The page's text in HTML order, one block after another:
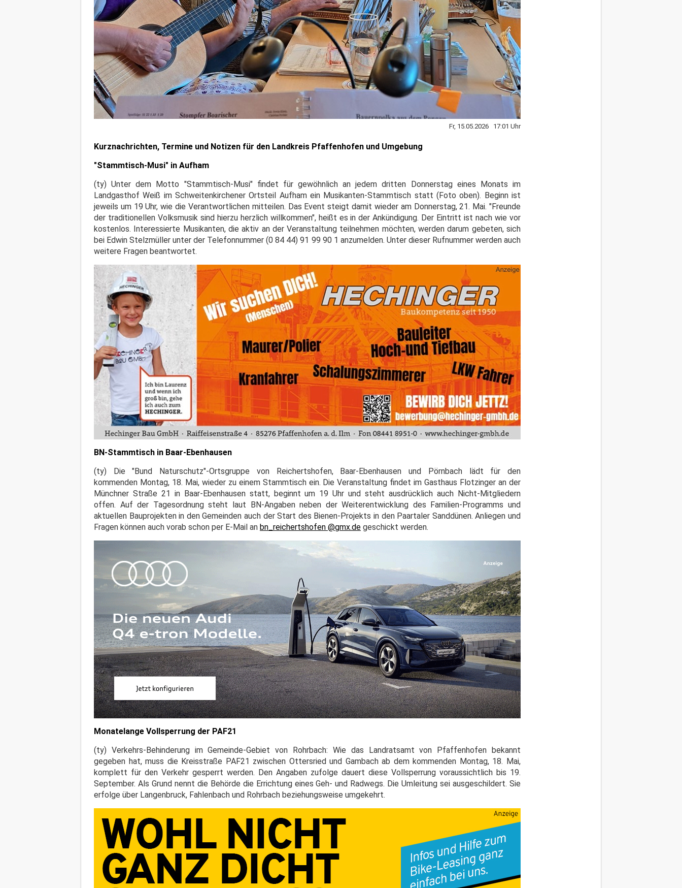
Fr, 15.05.2026 17:01 Uhr
Kurznachrichten, Termine und Notizen für den Landkreis Pfaffenhofen und Umgebung
"Stammtisch-Musi" in Aufham
(ty) Unter dem Motto "Stammtisch-Musi" findet für gewöhnlich an jedem dritten Donnerstag eines Monats im
Landgasthof Weiß im Schweitenkirchener Ortsteil Aufham ein Musikanten-Stammtisch statt (Foto oben). Beginn ist
jeweils um 19 Uhr, wie die Verantwortlichen mitteilen. Das Event steigt damit wieder am Donnerstag, 21. Mai. "Freunde
der traditionellen Volksmusik sind hierzu herzlich willkommen", heißt es in der Ankündigung. Der Eintritt ist nach wie vor
kostenlos. Interessierte Musikanten, die aktiv an der Veranstaltung teilnehmen möchten, werden darum gebeten, sich
bei Edwin Stelzmüller unter der Telefonnummer (0 84 44) 91 99 90 1 anzumelden. Unter dieser Rufnummer werden auch
weitere Fragen beantwortet.
BN-Stammtisch in Baar-Ebenhausen
(ty) Die "Bund Naturschutz"-Ortsgruppe von Reichertshofen, Baar-Ebenhausen und Pörnbach lädt für den
kommenden Montag, 18. Mai, wieder zu einem Stammtisch ein. Die Veranstaltung findet im Gasthaus Flotzinger an der
Münchner Straße 21 in Baar-Ebenhausen statt, beginnt um 19 Uhr und steht ausdrücklich auch Nicht-Mitgliedern
offen. Auf der Tagesordnung steht laut BN-Angaben neben der Weiterentwicklung des Familien-Programms und
aktuellen Bauprojekten in den Gemeinden auch der Start des Bienen-Projekts in den Paartaler Sanddünen. Anliegen und
Fragen können auch vorab schon per E-Mail an bn_reichertshofen @gmx.de geschickt werden.
Monatelange Vollsperrung der PAF21
(ty) Verkehrs-Behinderung im Gemeinde-Gebiet von Rohrbach: Wie das Landratsamt von Pfaffenhofen bekannt
gegeben hat, muss die Kreisstraße PAF21 zwischen Ottersried und Gambach ab dem kommenden Montag, 18. Mai,
komplett für den Verkehr gesperrt werden. Den Angaben zufolge dauert diese Vollsperrung voraussichtlich bis 19.
September. Als Grund nennt die Behörde die Errichtung eines Geh- und Radwegs. Die Umleitung sei ausgeschildert. Sie
erfolge über Langenbruck, Fahlenbach und Rohrbach beziehungsweise umgekehrt.